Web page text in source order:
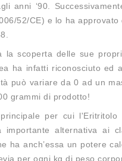
anni ‘90.
52/CE) e lo ha
la scoperta delle sue
ha infatti riconosciuto
può variare da 0 ad un
grammi di prodotto!
per cui l'Eritritolo
importante alternativa ai
ha anch’essa un potere
per ogni kg di peso